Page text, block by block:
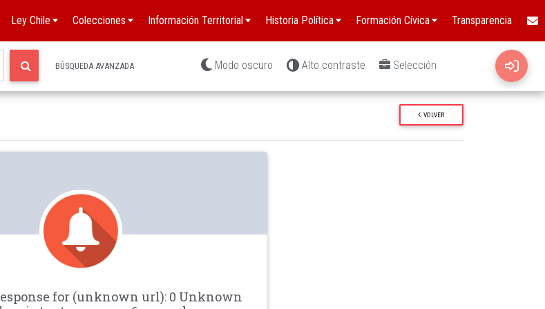
Ley Chile Colecciones Información Territorial Historia Política Formación Cívica Transparencia
BÚSQUEDA AVANZADA Modo oscuro Alto contraste Selección
VOLVER
for (unknown url): 0 Unknown